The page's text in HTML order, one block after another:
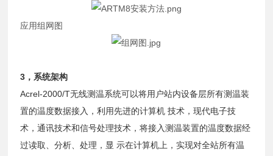
应用组网图
3，系统架构
Acrel-2000/T无线测温系统可以将用户站内设备层所有测温装
置的温度数据接入，利用先进的计算机 技术，现代电子技
术，通讯技术和信号处理技术，将接入测温装置的温度数据经
过读取、分析、处理，显 示在计算机上，实现对全站所有温